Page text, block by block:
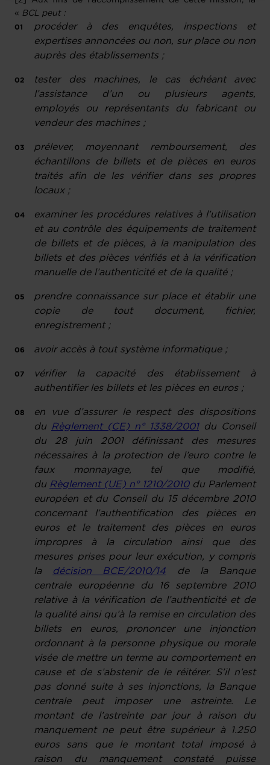
« BCL peut :
procéder à des
enquêtes, inspections et
expertises annoncées ou non, sur place ou non
auprès des établissements ;
tester des machines, le cas échéant avec
l’assistance d’un ou plusieurs agents,
employés ou représentants du fabricant ou
vendeur des machines ;
prélever, moyennant remboursement, des
échantillons de billets et de pièces en euros
traités afin de les vérifier dans ses propres
locaux ;
examiner les procédures relatives à l’utilisation
et au contrôle des équipements de traitement
de billets et de pièces, à la manipulation des
billets et des pièces vérifiés et à la vérification
manuelle de l’authenticité et de la qualité ;
prendre connaissance sur place et établir une
copie de tout document, fichier,
enregistrement ;
avoir accès à tout système informatique ;
vérifier la capacité des établissement à
authentifier les billets et les pièces en euros ;
en vue d’assurer le respect des dispositions
du
Règlement (CE) n° 1338/2001du Conseil
du 28 juin 2001 définissant des mesures
nécessaires à la protection de l’euro contre le
faux monnayage, tel que modifié,
du Règlement (UE) n° 1210/2010du Parlement
européen et du Conseil du 15 décembre 2010
concernant l’authentification des pièces en
euros et le traitement des pièces en euros
impropres à la circulation ainsi que des
mesures prises pour leur exécution, y compris
la
décision BCE/2010/14 de la Banque
centrale européenne du 16 septembre 2010
relative à la vérification de l’authenticité et de
la qualité ainsi qu’à la remise en circulation des
billets en euros, prononcer une injonction
ordonnant à la personne physique ou morale
visée de mettre un terme au comportement en
cause et de s’abstenir de le réitérer. S’il n’est
pas donné suite à ses injonctions, la Banque
centrale peut imposer une astreinte. Le
montant de l’astreinte par jour à raison du
manquement ne peut être supérieur à 1.250
euros sans que le montant total imposé à
raison du manquement constaté puisse